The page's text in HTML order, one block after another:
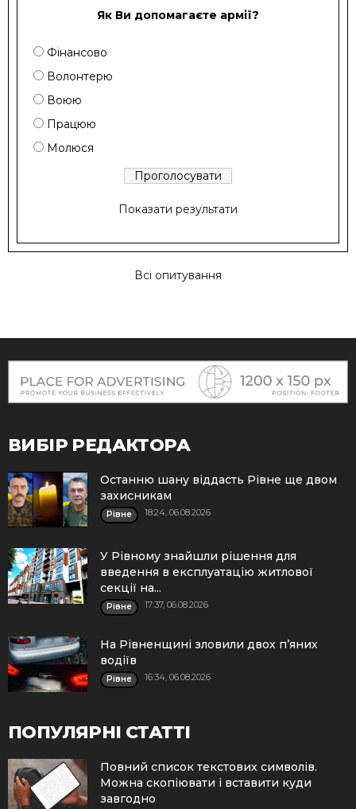
Як Ви допомагаєте армії?
Фінансово
Волонтерю
Воюю
Працюю
Молюся
Показати результати
Всі опитування
ВИБІР РЕДАКТОРА
Останню шану віддасть Рівне ще двом
захисникам
Рівне 18:24, 06.08.2026
У Рівному знайшли рішення для
введення в експлуатацію житлової
секції на...
Рівне 17:37, 06.08.2026
На Рівненщині зловили двох п’яних
водіїв
Рівне 16:34, 06.08.2026
ПОПУЛЯРНІ СТАТТІ
Повний список текстових символів.
Можна скопіювати і вставити куди
завгодно